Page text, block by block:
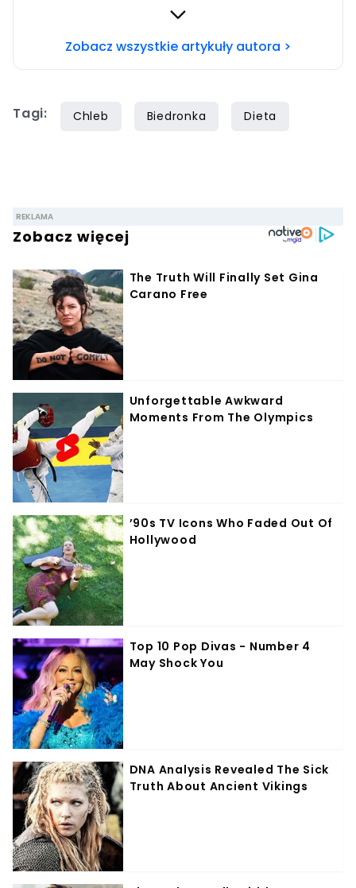
przez stanowiska wydawnicze, w serwisach
oraz papilot.pl. Przez ponad rok dbał o serwis
siedem lat, lecz gotowaniem i pisaniem o
Zobacz wszystkie artykuły autora >
Tagi: Chleb Biedronka Dieta